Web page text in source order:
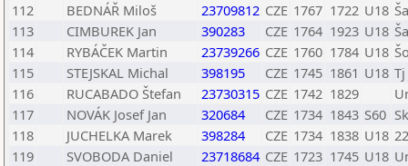
112
BEDNÁŘ Miloš 23709812 CZE 1767 1722 U18
113
CIMBUREK Jan 390283 CZE 1764 1923 U18
114
RYBÁČEK Martin 23739266 CZE 1760 1784 U18
115
STEJSKAL Michal 398195 CZE 1745 1861 U18
116
RUCABADO Štefan 23730315 CZE 1742 1829
117
NOVÁK Josef Jan 320684 CZE 1734 1843 S60
118
JUCHELKA Marek 398284 CZE 1734 1838 U18
119
SVOBODA Daniel 23718684 CZE 1723 1745 U18